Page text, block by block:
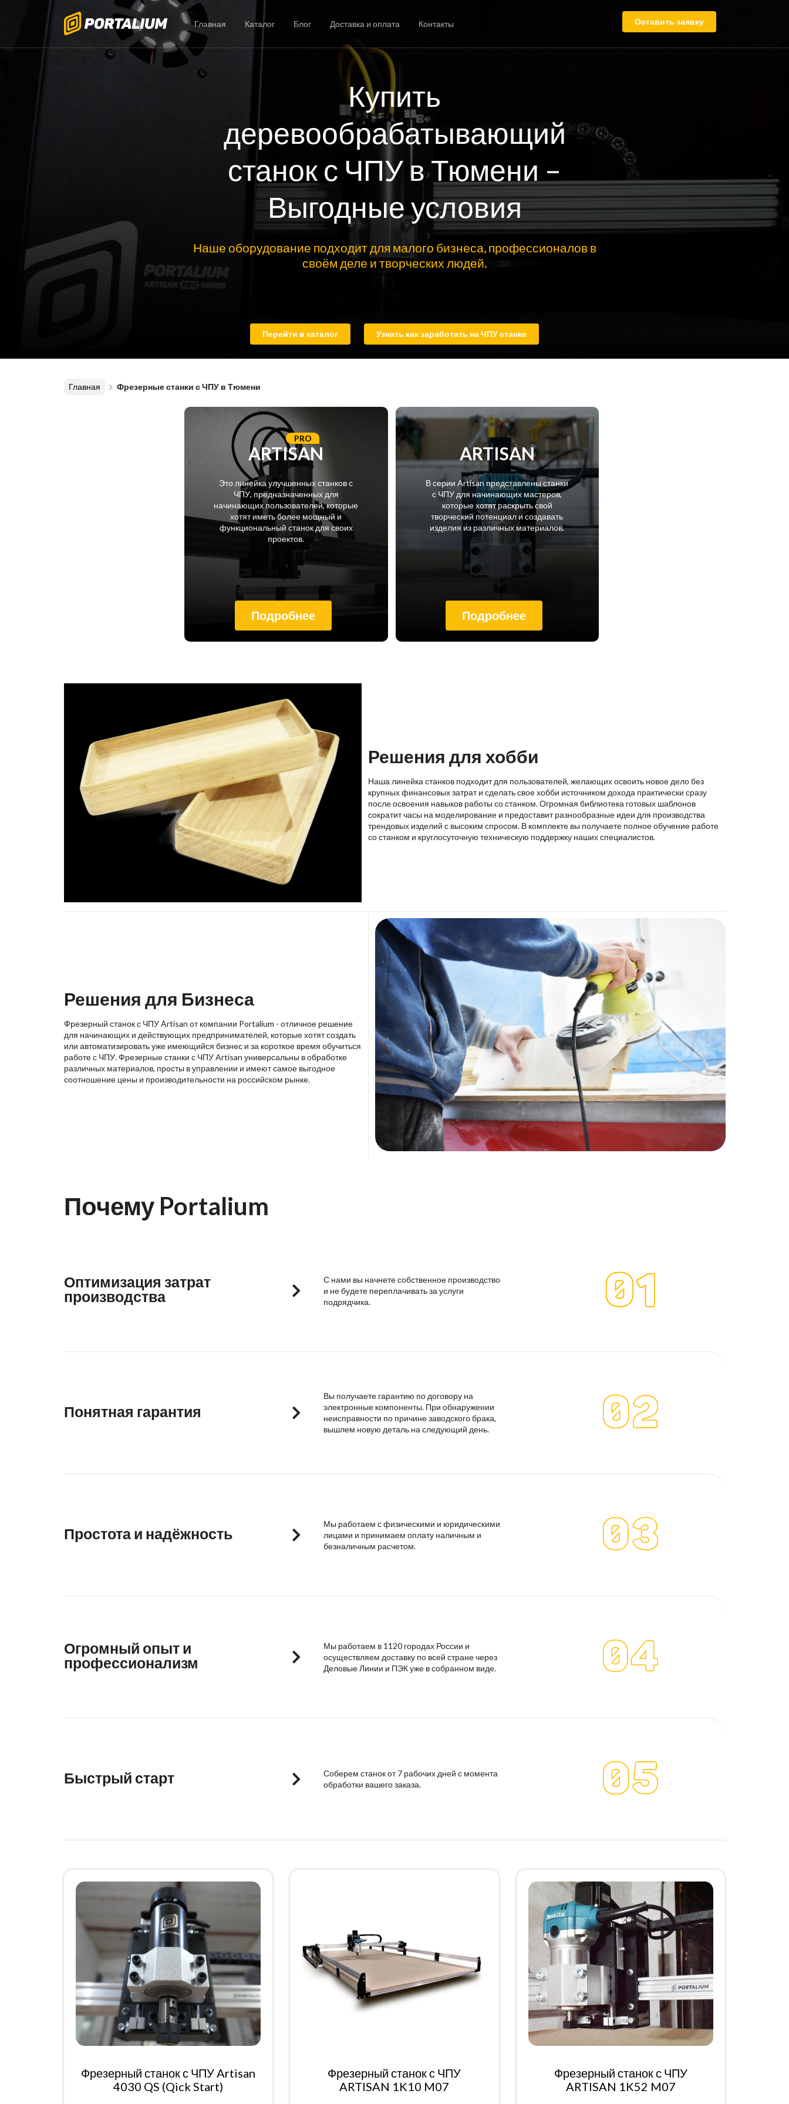
Главная Каталог Блог Доставка и оплата Контакты Оставить заявку
Купить
деревообрабатывающий
станок с ЧПУ в Тюмени –
Выгодные условия
Наше оборудование подходит для малого бизнеса, профессионалов в
своём деле и творческих людей.
Перейти в каталог Узнать как заработать на ЧПУ станке
Главная Фрезерные станки с ЧПУ в Тюмени
ARTISAN
PRO
Это линейка улучшенных станков с
ЧПУ, предназначенных для
начинающих пользователей, которые
хотят иметь более мощный и
функциональный станок для своих
проектов.
Подробнее
ARTISAN
В серии Artisan представлены станки
с ЧПУ для начинающих мастеров,
которые хотят раскрыть свой
творческий потенциал и создавать
изделия из различных материалов.
Подробнее
Решения для хобби
Наша линейка станков подходит для пользователей, желающих освоить новое дело без
крупных финансовых затрат и сделать свое хобби источником дохода практически сразу
после освоения навыков работы со станком. Огромная библиотека готовых шаблонов
сократит часы на моделирование и предоставит разнообразные идеи для производства
трендовых изделий с высоким спросом. В комплекте вы получаете полное обучение работе
со станком и круглосуточную техническую поддержку наших специалистов.
Решения для Бизнеса
Фрезерный станок с ЧПУ Artisan от компании Portalium - отличное решение
для начинающих и действующих предпринимателей, которые хотят создать
или автоматизировать уже имеющийся бизнес и за короткое время обучиться
работе с ЧПУ. Фрезерные станки с ЧПУ Artisan универсальны в обработке
различных материалов, просты в управлении и имеют самое выгодное
соотношение цены и производительности на российском рынке.
Почему Portalium
Оптимизация затрат
производства
С нами вы начнете собственное производство
и не будете переплачивать за услуги
подрядчика.
Понятная гарантия
Вы получаете гарантию по договору на
электронные компоненты. При обнаружении
неисправности по причине заводского брака,
вышлем новую деталь на следующий день.
Простота и надёжность
Мы работаем с физическими и юридическими
лицами и принимаем оплату наличным и
безналичным расчетом.
Огромный опыт и
профессионализм
Мы работаем в 1120 городах России и
осуществляем доставку по всей стране через
Деловые Линии и ПЭК уже в собранном виде.
Быстрый старт
Соберем станок от 7 рабочих дней с момента
обработки вашего заказа.
Фрезерный станок с ЧПУ Artisan
4030 QS (Qick Start)
Фрезерный станок с ЧПУ
ARTISAN 1K10 M07
Фрезерный станок с ЧПУ
ARTISAN 1K52 M07